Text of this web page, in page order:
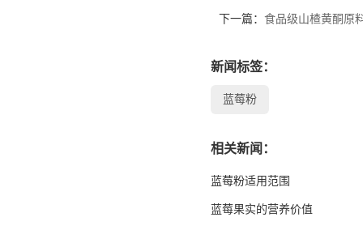
下一篇： 食品级山楂黄酮原
新闻标签：
蓝莓粉
相关新闻：
蓝莓粉适用范围
蓝莓果实的营养价值